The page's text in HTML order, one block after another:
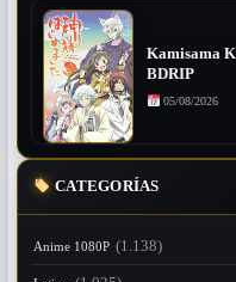
Kamisama
BDRIP
05/08/2026
CATEGORÍAS
Anime 1080P (1.138)